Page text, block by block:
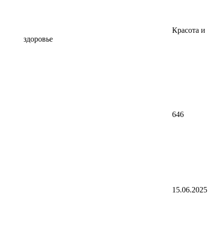
Красота и
здоровье
646
15.06.2025